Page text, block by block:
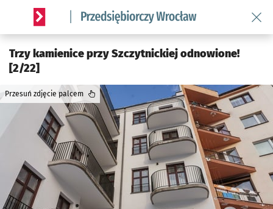
Serwis informacyjny wroclaw.pl podserwis: Strategia
Trzy kamienice przy Szczytnickiej odnowione!
[2/22]
Przesuń zdjęcie palcem